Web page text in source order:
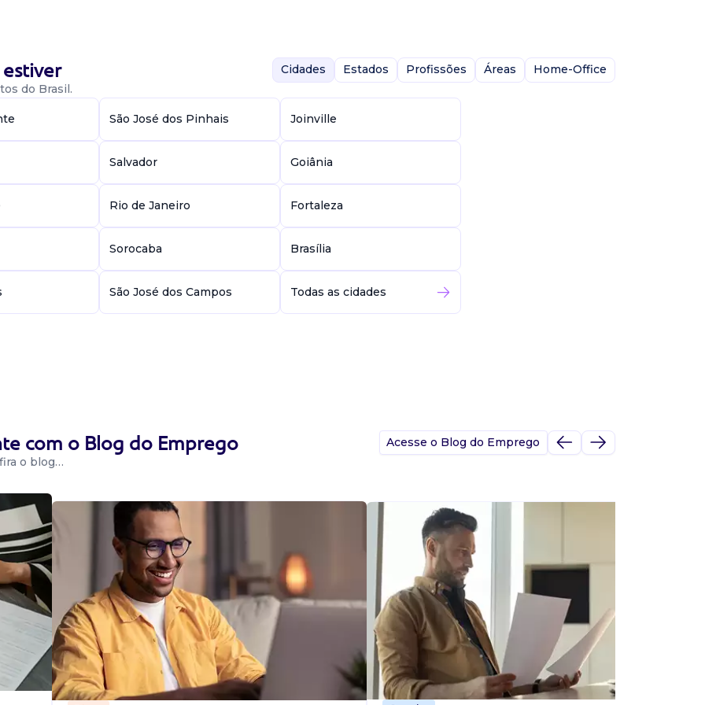
suporte
relacionadas
admissões, ...
Ltda
do Brasil.
Cidades Estados Profissões Áreas Home-Office
São José dos Pinhais Joinville
Salvador Goiânia
Rio de Janeiro Fortaleza
Sorocaba Brasília
São José dos Campos Todas as cidades
com o Blog do Emprego
o blog…
Acesse o Blog do Emprego